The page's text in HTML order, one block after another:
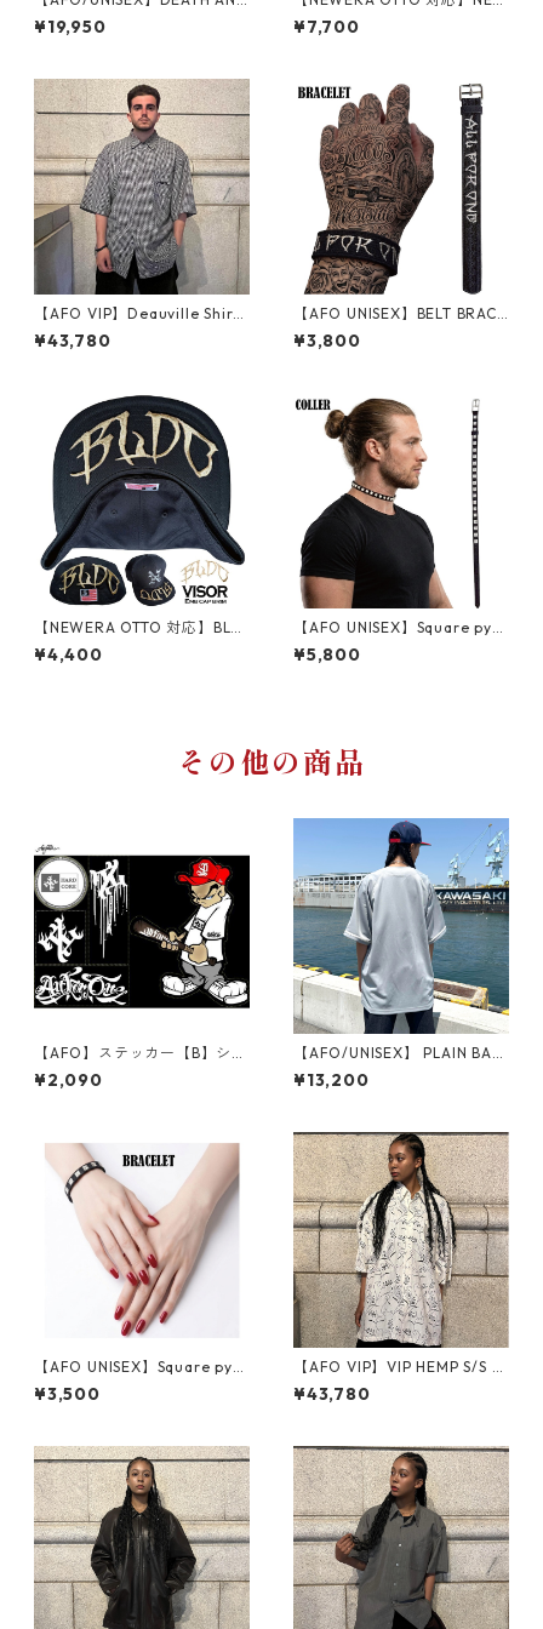
EL COACH JACKET EMB / 刺
繍 コーチ ジャケット（裏地
¥19,950
JACK VISOR WAPPEN バイザ
ーアーチ ワッペン ロゴ ツバ裏
ップ
¥7,700
【AFO VIP】Deauville Shirts
【BLACK】
¥43,780
【AFO UNISEX】BELT BRACE
LET / ベルト ブレスレット
¥3,800
【NEWERA OTTO 対応】BLD
C VISOR WAPPEN バイザーア
ーチ ワッペン ロゴ ツバ裏 刺
¥4,400
【AFO UNISEX】Square pyra
mid rivets STUDS LONG BEL
T COLLER / スタッズ 鋲 首輪
¥5,800
その他の商品
【AFO】ステッカー【B】シー
ル ニューエラシール ハードコ
ア スケーター ヒップホップ H
¥2,090
【AFO/UNISEX】 PLAIN BAS
EBALL SHIRTS / 無地ボディー
¥13,200
【AFO UNISEX】Square pyra
mid rivets STUDS BELT BRAC
ELET / スタッズ 鋲 ベルト ブ
¥3,500
【AFO VIP】VIP HEMP S/S S
HIRTS 半袖シャツ
¥43,780